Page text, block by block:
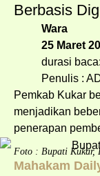
Berbasis
Wara
25 Maret
durasi
Penulis :
Pemkab Kukar
menjadikan
penerapan
Foto : Bupati Kukar,
Mahakam